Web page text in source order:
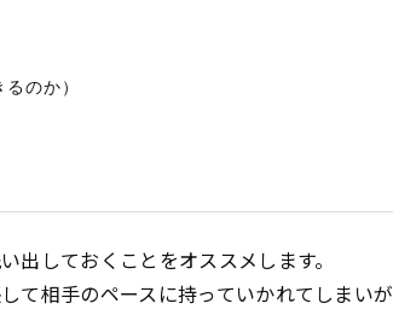
のか）
出しておくことをオススメします。
て相手のペースに持っていかれてしまいが